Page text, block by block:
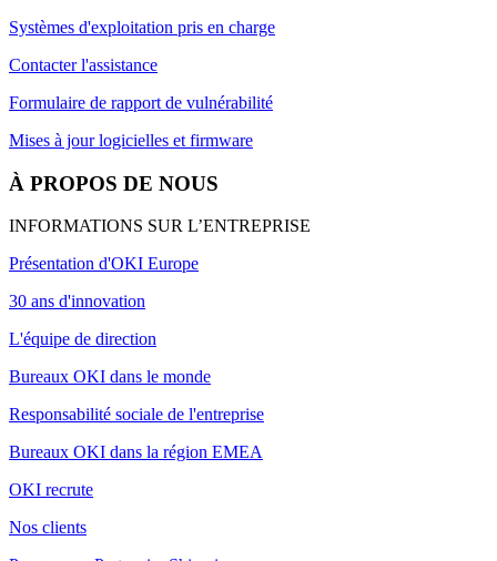
Systèmes d'exploitation pris en charge
Contacter l'assistance
Formulaire de rapport de vulnérabilité
Mises à jour logicielles et firmware
À PROPOS DE NOUS
INFORMATIONS SUR L’ENTREPRISE
Présentation d'OKI Europe
30 ans d'innovation
L'équipe de direction
Bureaux OKI dans le monde
Responsabilité sociale de l'entreprise
Bureaux OKI dans la région EMEA
OKI recrute
Nos clients